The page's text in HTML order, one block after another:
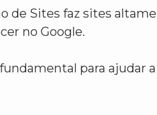
de Sites faz sites
no Google.
para ajudar